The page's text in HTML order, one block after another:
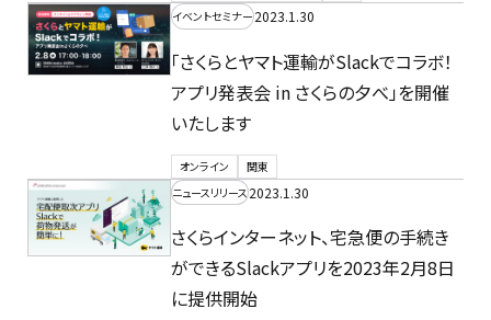
イベントセミナー2023.1.30
「さくらとヤマト運輸がSlackでコラボ！
アプリ発表会 in さくらの夕べ」を開催
いたします
オンライン
関東
ニュースリリース2023.1.30
さくらインターネット、宅急便の手続き
ができるSlackアプリを2023年2月8日
に提供開始